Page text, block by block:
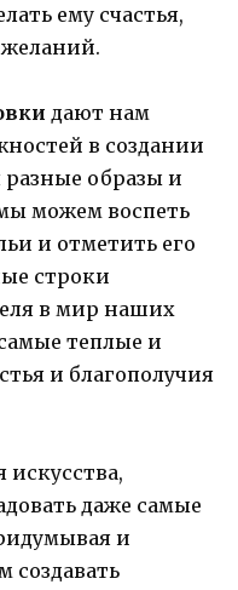
ему счастья,
дают нам
в создании
разные образы и
можем воспеть
и отметить его
строки
в мир наших
теплые и
и благополучия
искусства,
даже самые
и
создавать